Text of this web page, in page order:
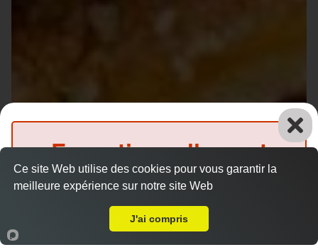
Accueil Panier Compte
Exceptionnellement
fermé
(Précommande possible)
Ce site Web utilise des cookies pour vous garantir la
meilleure expérience sur notre site Web
J'ai compris